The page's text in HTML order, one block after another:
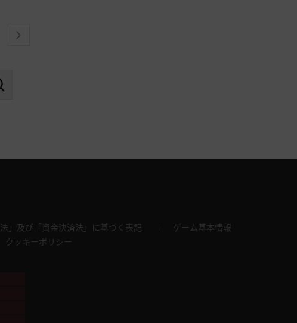
next
法」及び「資金決済法」に基づく表記
ゲーム基本情報
クッキーポリシー